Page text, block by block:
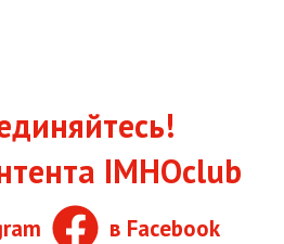
IMHOclub
в Facebook